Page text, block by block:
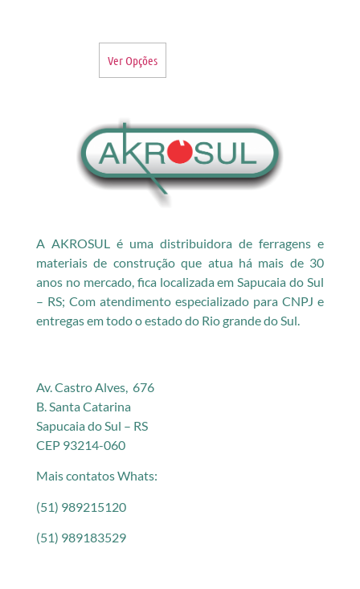
Ver Opções
A AKROSUL é uma distribuidora de ferragens e
materiais de construção que atua há mais de 30
anos no mercado, fica localizada em Sapucaia do Sul
– RS; Com atendimento especializado para CNPJ e
entregas em todo o estado do Rio grande do Sul.
Av. Castro Alves, 676
B. Santa Catarina
Sapucaia do Sul – RS
CEP 93214-060
Mais contatos Whats:
(51) 989215120
(51) 989183529